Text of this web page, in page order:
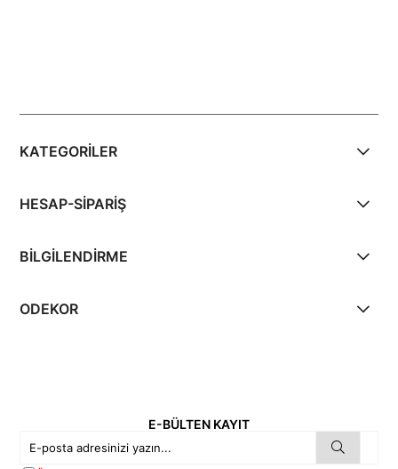
KATEGORİLER
HESAP-SİPARİŞ
BİLGİLENDİRME
ODEKOR
E-BÜLTEN KAYIT